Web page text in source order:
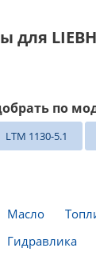
для
по
LTM 1130-5.1
Масло
Гидравлика